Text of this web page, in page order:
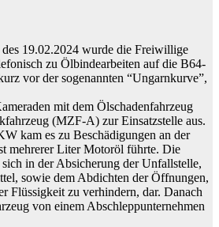
19.02.2024 wurde die Freiwillige
zu Ölbindearbeiten auf die B64-
vor der sogenannten “Ungarnkurve”,
mit dem Ölschadenfahrzeug
(MZF-A) zur Einsatzstelle aus.
kam es zu Beschädigungen an der
mehrerer Liter Motoröl führte. Die
in der Absicherung der Unfallstelle,
sowie dem Abdichten der Öffnungen,
Flüssigkeit zu verhindern, dar. Danach
von einem Abschleppunternehmen